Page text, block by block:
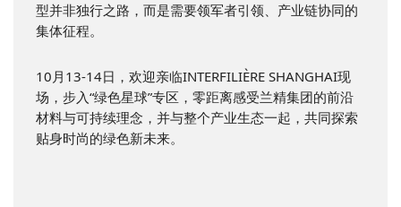
型并非独行之路，而是需要领军者引领、产业链协同的
集体征程。
10月13-14日，欢迎亲临INTERFILIÈRE SHANGHAI现
场，步入“绿色星球”专区，零距离感受兰精集团的前沿
材料与可持续理念，并与整个产业生态一起，共同探索
贴身时尚的绿色新未来。